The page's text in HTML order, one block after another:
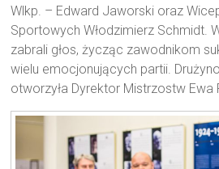
Wlkp. – Edward Jaworski oraz
Sportowych Włodzimierz Schmidt.
zabrali głos, życząc zawodnikom
wielu emocjonujących partii.
otworzyła Dyrektor Mistrzostw Ewa